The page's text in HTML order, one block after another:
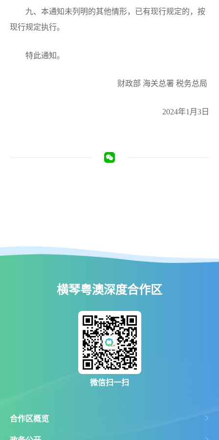
九、本通知未列明的其他情形，已有现行规定的，按
现行规定执行。
特此通知。
财政部 海关总署 税务总局
2024年1月3日
横琴粤澳深度合作区
微信扫一扫
合作区概览